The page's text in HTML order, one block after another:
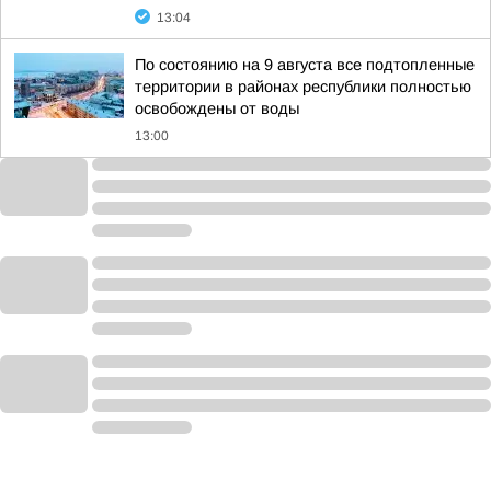
13:04
По состоянию на 9 августа все подтопленные
территории в районах республики полностью
освобождены от воды
13:00